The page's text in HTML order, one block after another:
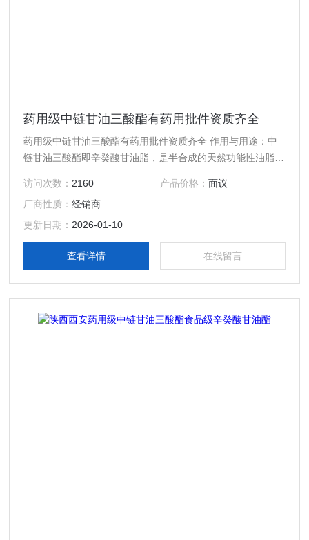
药用级中链甘油三酸酯有药用批件资质齐全
药用级中链甘油三酸酯有药用批件资质齐全 作用与用途：中
链甘油三酸酯即辛癸酸甘油脂，是半合成的天然功能性油脂，
价值，欧美国家简称为MCT。该产品可广泛应用于药品、食
品、保健品及化妆品等方面。
访问次数： 2160 产品价格： 面议
厂商性质：经销商
更新日期： 2026-01-10
查看详情 在线留言